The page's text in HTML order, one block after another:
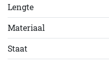
Lengte
Materiaal
Staat